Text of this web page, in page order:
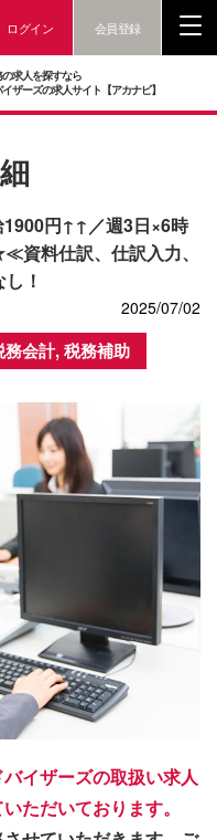
ログイン 会員登録
求人を探すなら
ザーズの求人サイト【アカナビ】
円↑↑／週3日×6時
料仕訳、仕訳入力、
！
2025/07/02
会計, 税務補助
イザーズの取扱い求人
ただいております。